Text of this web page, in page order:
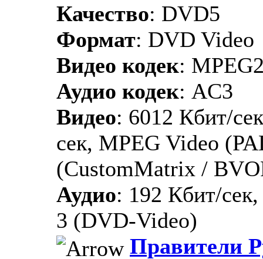
Качество: DVD5
Формат: DVD Video
Видео кодек:
Аудио кодек: AC3
Видео: 6012 Кбит/
сек, MPEG Video
(CustomMatrix /
Аудио: 192 Кбит/
3 (DVD-Video)
Правители